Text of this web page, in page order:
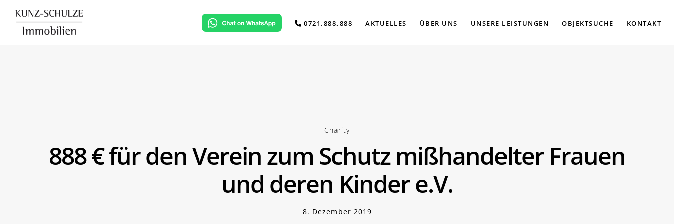
0721.888.888 AKTUELLES ÜBER UNS UNSERE LEISTUNGEN OBJEKTSUCHE KONTAKT
Charity
888 € für den Verein zum Schutz mißhandelter Frauen
und deren Kinder e.V.
8. Dezember 2019